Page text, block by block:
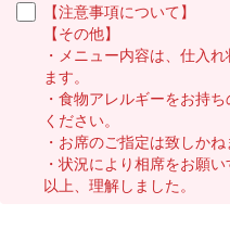
【注意事項について】
【その他】
・メニュー内容は、仕入
ます。
・食物アレルギーをお持
ください。
・お席のご指定は致しかね
・状況により相席をお願
以上、理解しました。